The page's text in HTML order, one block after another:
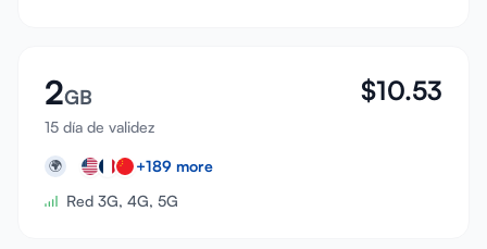
2GB
15 día de validez
$10.53
🌍 +189 more
Red 3G, 4G, 5G